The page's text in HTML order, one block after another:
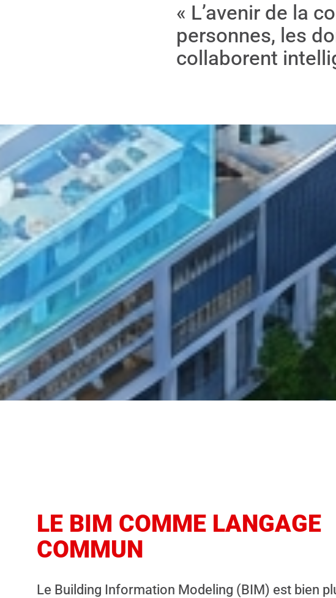
« L’avenir de la
personnes, les
collaborent
LE BIM COMME LANGAGE
COMMUN
Le Building Information Modeling (BIM) est bien